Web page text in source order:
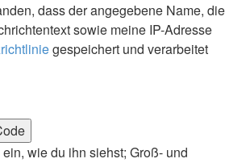
dass der angegebene Name, die
sowie meine IP-Adresse
gespeichert und verarbeitet
wie du ihn siehst; Groß- und